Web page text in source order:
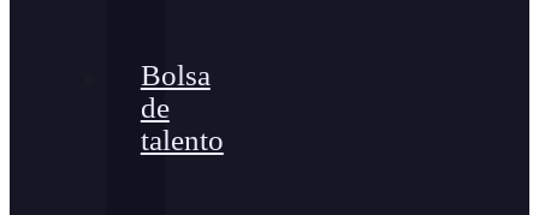
Bolsa
de
talento